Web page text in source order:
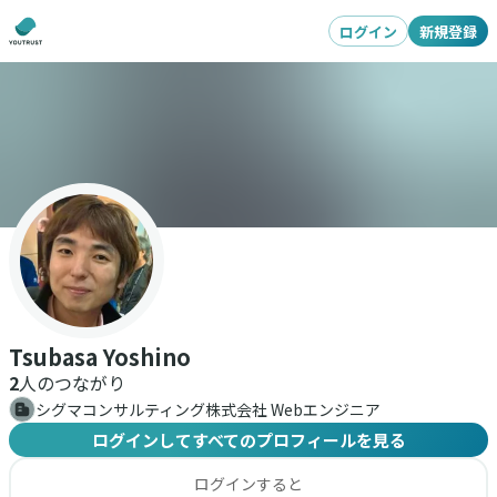
ログイン 新規登録
Tsubasa Yoshino
2人のつながり
シグマコンサルティング株式会社 Webエンジニア
ログインしてすべてのプロフィールを見る
ログインすると